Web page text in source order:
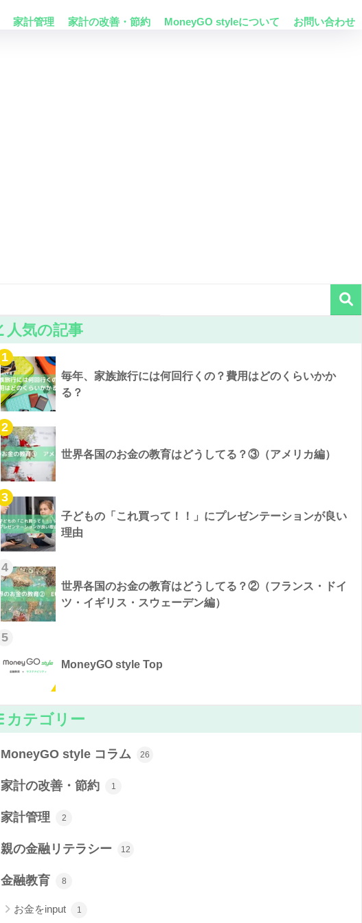
家計管理 家計の改善・節約 MoneyGO styleについて お問い合わせ
人気の記事
1
毎年、家族旅行には何回行くの？費用はどのくらいかか
る？
2
世界各国のお金の教育はどうしてる？③（アメリカ編）
3
子どもの「これ買って！！」にプレゼンテーションが良い
理由
4
世界各国のお金の教育はどうしてる？②（フランス・ドイ
ツ・イギリス・スウェーデン編）
5
MoneyGO style Top
カテゴリー
MoneyGO style コラム 26
家計の改善・節約 1
家計管理 2
親の金融リテラシー 12
金融教育 8
お金をinput 1